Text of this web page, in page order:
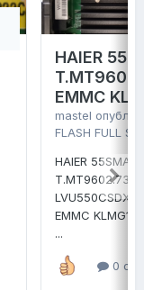
HAIER 55
EMMC
mastel
FLASH FULL
HAIER
T.MT9602.731
LVU550CSDX
EMMC
...
0